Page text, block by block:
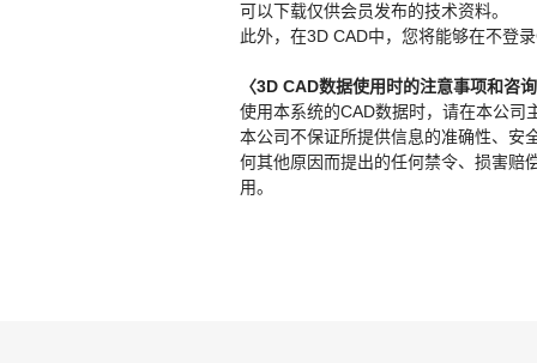
可以下载仅供会员发布的技术资料。
此外，在3D CAD中，您将能够在不登
〈3D CAD数据使用时的注意事项和咨
使用本系统的CAD数据时，请在本公司
本公司不保证所提供信息的准确性、安
何其他原因而提出的任何禁令、损害赔
用。